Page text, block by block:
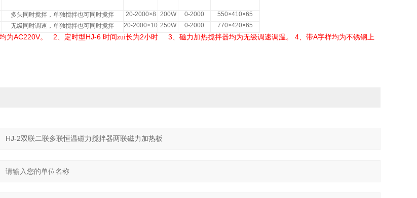
多头同时搅拌，单独搅拌也可同时搅拌 20-2000×8 200W 0-2000 550×410×65
无级同时调速，单独搅拌也可同时搅拌 20-2000×10 250W 0-2000 770×420×65
为AC220V。 2、定时型HJ-6 时间zui长为2小时 3、磁力加热搅拌器均为无级调速调温。 4、带A字样均为不锈钢上